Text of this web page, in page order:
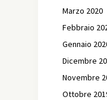
Marzo 2020
Febbraio
Gennaio
Dicembre
Novembre
Ottobre